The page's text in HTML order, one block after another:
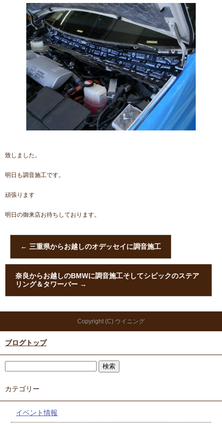
致しました。
明日も調音施工です。
頑張ります
明日の御来店お待ちしております。
← 三重県からお越しのオデッセイに調音施工
奈良からお越しのBMWに調音施工そしてシビックのステア
リング＆タワーバー →
Copyright (C) ウイニング
ブログトップ
カテゴリー
イベント情報